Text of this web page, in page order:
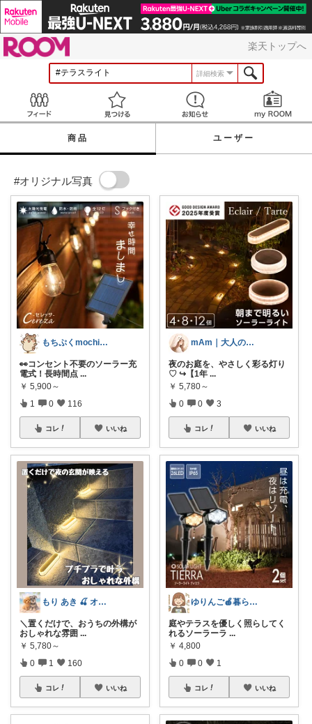
楽天トップへ
詳細検索
見つける お知らせ
商品 ユーザー
#オリジナル写真
もちぷくmochipuku☘️5日感謝
👀コンセント不要のソーラー充
電式！長時間点 ...
￥ 5,900～
1 0 116
コレ いいね
もり あき 🍒 オリ写強化中です♡◡̈
＼置くだけで、おうちの外構が
おしゃれな雰囲 ...
￥ 5,780～
0 1 160
コレ いいね
mAm｜大人のご褒美セレクト
夜のお庭を、やさしく彩る灯り
♡ ↪︎【1年 ...
￥ 5,780～
0 0 3
コレ いいね
ゆりんご🍎暮らしにまつわるおすすめ品
庭やテラスを優しく照らしてく
れるソーラーラ ...
￥ 4,800
0 0 1
コレ いいね